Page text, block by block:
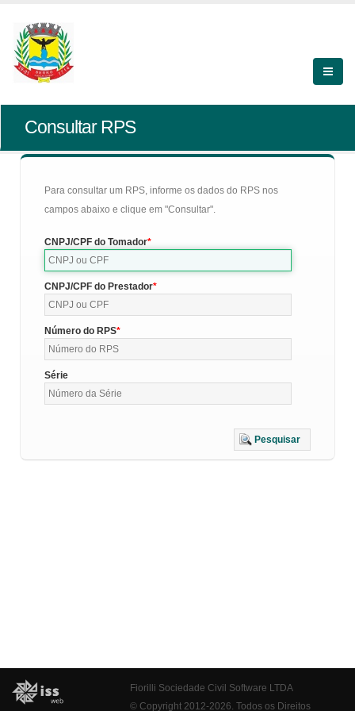
Consultar RPS
Para consultar um RPS, informe os dados do RPS nos
campos abaixo e clique em "Consultar".
CNPJ/CPF do Tomador
CNPJ/CPF do Prestador
Número do RPS
Série
Pesquisar
Fiorilli Sociedade Civil Software LTDA
© Copyright 2012-2026. Todos os Direitos